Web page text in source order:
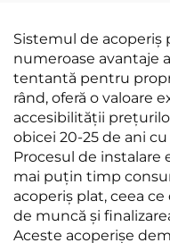
Sistemul de acoperiş
numeroase avantaje
tentantă pentru
rând, oferă o valoare
accesibilității
obicei 20-25 de ani
Procesul de instalare
mai puțin timp
acoperiş plat, ceea
de muncă și
Aceste acoperișe